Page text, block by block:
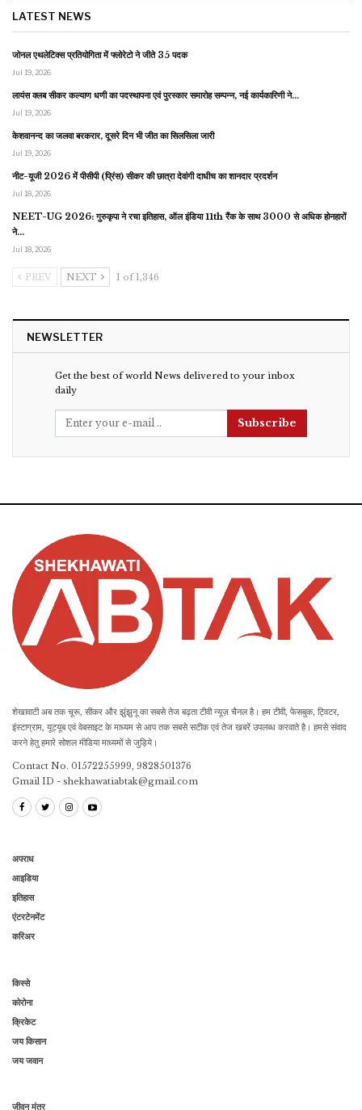
LATEST NEWS
जोनल एथलेटिक्स प्रतियोगिता में फ्लोरेटो ने जीते 35 पदक
Jul 19, 2026
लायंस क्लब सीकर कल्याण धणी का पदस्थापना एवं पुरस्कार समारोह सम्पन्न, नई कार्यकारिणी ने…
Jul 19, 2026
केशवानन्द का जलवा बरकरार, दूसरे दिन भी जीत का सिलसिला जारी
Jul 19, 2026
नीट-यूजी 2026 में पीसीपी (प्रिंस) सीकर की छात्रा देवांगी दाधीच का शानदार प्रदर्शन
Jul 18, 2026
NEET-UG 2026: गुरुकृपा ने रचा इतिहास, ऑल इंडिया 11th रैंक के साथ 3000 से अधिक होनहारों
ने…
Jul 18, 2026
PREV NEXT 1 of 1,346
NEWSLETTER
Get the best of world News delivered to your inbox
daily
Subscribe
शेखावाटी अब तक चूरू, सीकर और झुंझुनू का सबसे तेज बढ़ता टीवी न्यूज़ चैनल है। हम टीवी, फेसबुक, ट्विटर,
इंस्टाग्राम, यूट्यूब एवं वेबसाइट के माध्यम से आप तक सबसे सटीक एवं तेज खबरें उपलब्ध करवाते है। हमसे संवाद
करने हेतु हमारे सोशल मीडिया माध्यमों से जुड़िये।
Contact No. 01572255999, 9828501376
Gmail ID - shekhawatiabtak@gmail.com
अपराध
आइडिया
इतिहास
एंटरटेनमेंट
करिअर
किस्से
कोरोना
क्रिकेट
जय किसान
जय जवान
जीवन मंत्र